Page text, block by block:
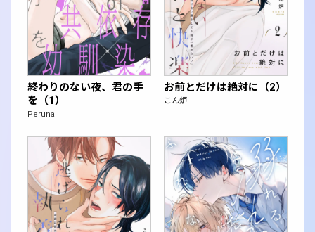
終わりのない夜、君の手
を（1）
Peruna
お前とだけは絶対に（2）
こん炉